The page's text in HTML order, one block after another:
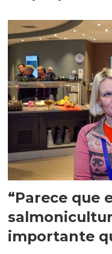
“Parece que
importante